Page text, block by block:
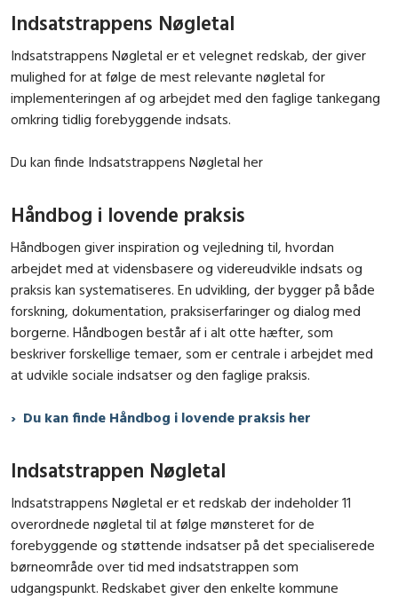
Indsatstrappens Nøgletal
Indsatstrappens Nøgletal er et velegnet redskab, der giver
mulighed for at følge de mest relevante nøgletal for
implementeringen af og arbejdet med den faglige tankegang
omkring tidlig forebyggende indsats.
Du kan finde Indsatstrappens Nøgletal her
Håndbog i lovende praksis
Håndbogen giver inspiration og vejledning til, hvordan
arbejdet med at vidensbasere og videreudvikle indsats og
praksis kan systematiseres. En udvikling, der bygger på både
forskning, dokumentation, praksiserfaringer og dialog med
borgerne. Håndbogen består af i alt otte hæfter, som
beskriver forskellige temaer, som er centrale i arbejdet med
at udvikle sociale indsatser og den faglige praksis.
Du kan finde Håndbog i lovende praksis her
Indsatstrappen Nøgletal
Indsatstrappens Nøgletal er et redskab der indeholder 11
overordnede nøgletal til at følge mønsteret for de
forebyggende og støttende indsatser på det specialiserede
børneområde over tid med indsatstrappen som
udgangspunkt. Redskabet giver den enkelte kommune